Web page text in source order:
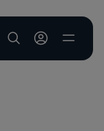
User account